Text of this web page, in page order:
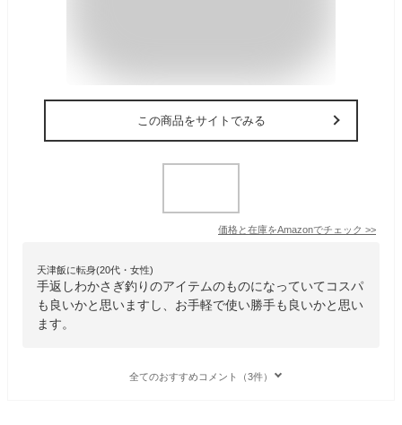
この商品をサイトでみる
価格と在庫をAmazonでチェック >>
天津飯に転身(20代・女性)
手返しわかさぎ釣りのアイテムのものになっていてコスパ
も良いかと思いますし、お手軽で使い勝手も良いかと思い
ます。
全てのおすすめコメント（3件）